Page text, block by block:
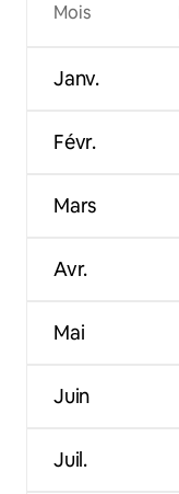
Mois
Janv.
Févr.
Mars
Avr.
Mai
Juin
Juil.